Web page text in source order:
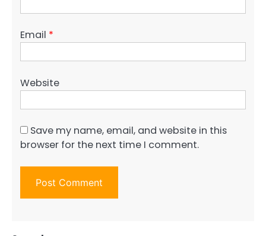
Email *
Website
Save my name, email, and website in this
browser for the next time I comment.